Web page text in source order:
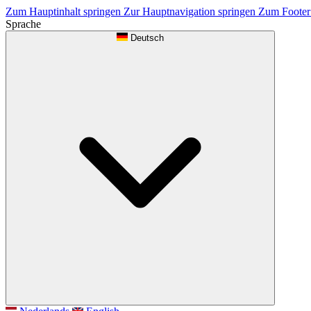
Zum Hauptinhalt springen Zur Hauptnavigation springen Zum
Sprache
Deutsch